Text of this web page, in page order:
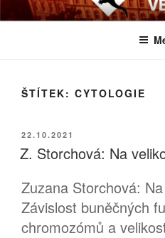
k
BIOLOGICKÉ
Určeno všem zájemcům o
ŠTÍTEK: CYTOLOGIE
PUBLIKOVÁNO
22.10.2021
Z. Storchová: Na
Zuzana Storchová:
Závislost buněčných
chromozómů a